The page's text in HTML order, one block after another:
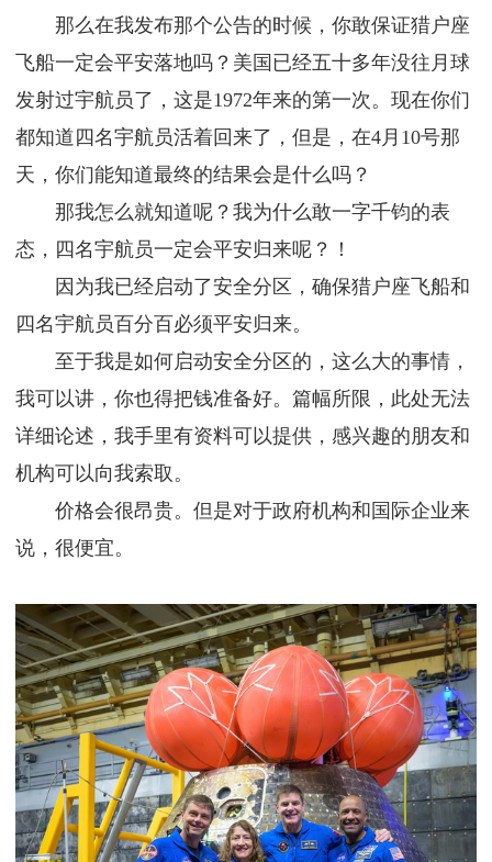
那么在我发布那个公告的时候，你敢保证猎户座
飞船一定会平安落地吗？美国已经五十多年没往月球
发射过宇航员了，这是1972年来的第一次。现在你们
都知道四名宇航员活着回来了，但是，在4月10号那
天，你们能知道最终的结果会是什么吗？
那我怎么就知道呢？我为什么敢一字千钧的表
态，四名宇航员一定会平安归来呢？！
因为我已经启动了安全分区，确保猎户座飞船和
四名宇航员百分百必须平安归来。
至于我是如何启动安全分区的，这么大的事情，
我可以讲，你也得把钱准备好。篇幅所限，此处无法
详细论述，我手里有资料可以提供，感兴趣的朋友和
机构可以向我索取。
价格会很昂贵。但是对于政府机构和国际企业来
说，很便宜。